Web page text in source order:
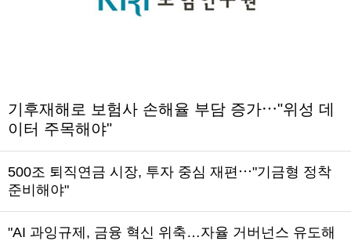
기후재해로 보험사 손해율 부담 증가⋯"위성 데
이터 주목해야"
500조 퇴직연금 시장, 투자 중심 재편⋯"기금형 정착
준비해야"
"AI 과잉규제, 금융 혁신 위축…자율 거버넌스 유도해